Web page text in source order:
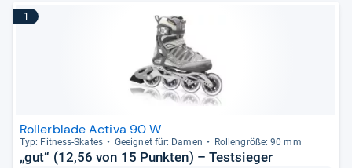
1
Rollerblade Activa 90 W
Typ: Fit­ness-​Ska­tes Geeig­net für: Damen Rol­len­größe: 90 mm
„gut“ (12,56 von 15 Punkten) – Testsieger